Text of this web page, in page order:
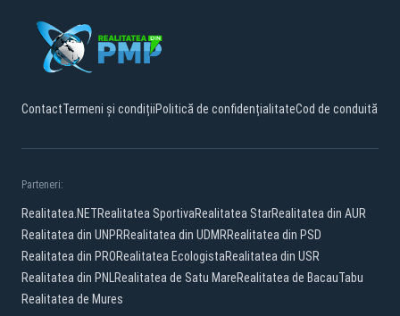
ContactTermeni și condițiiPolitică de confidențialitateCod de conduită
Parteneri:
Realitatea.NETRealitatea SportivaRealitatea StarRealitatea din AUR
Realitatea din UNPRRealitatea din UDMRRealitatea din PSD
Realitatea din PRORealitatea EcologistaRealitatea din USR
Realitatea din PNLRealitatea de Satu MareRealitatea de BacauTabu
Realitatea de Mures